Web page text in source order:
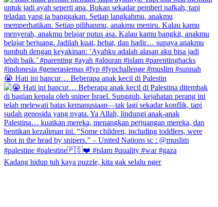
😭 Hati ini hancur… Beberapa anak kecil di Palestin
Kadang hidup tuh kaya puzzle, kita gak selalu nger